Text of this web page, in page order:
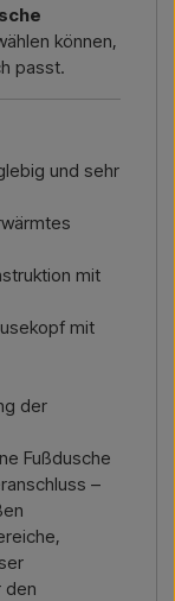
können,
passt.
und sehr
mit
mit
der
Fußdusche
–
den